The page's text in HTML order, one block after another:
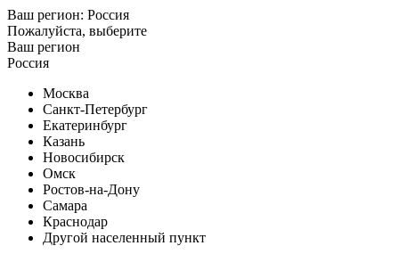
Ваш регион: Россия
Пожалуйста, выберите
Ваш регион
Россия
Москва
Санкт-Петербург
Екатеринбург
Казань
Новосибирск
Омск
Ростов-на-Дону
Самара
Краснодар
Другой населенный пункт